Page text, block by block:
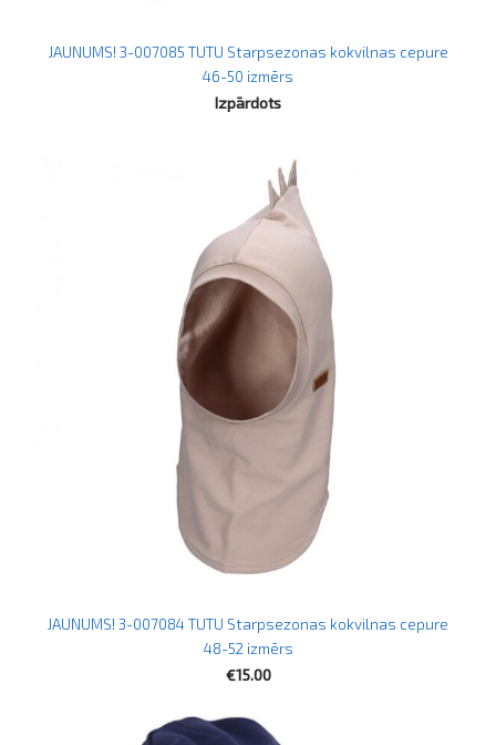
JAUNUMS! 3-007085 TUTU Starpsezonas kokvilnas cepure
46-50 izmērs
Izpārdots
JAUNUMS! 3-007084 TUTU Starpsezonas kokvilnas cepure
48-52 izmērs
€15.00